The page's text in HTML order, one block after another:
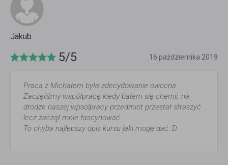
Jakub
5/5 16 października 2019
Praca z Michałem była zdecydowanie owocna.
Zaczęliśmy współpracę kiedy bałem się chemii, na
drodze naszej wpsolpracy przedmiot przestał straszyć
lecz zaczął mnie fascynować.
To chyba najlepszy opis kursu jaki mogę dać :D